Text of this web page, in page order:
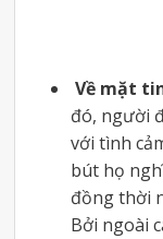
Về mặt
đó, người
với tình
bút họ
đồng thời
Bởi ngoài